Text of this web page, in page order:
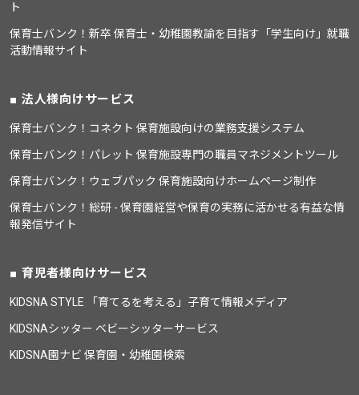
ト
保育士バンク！新卒 保育士・幼稚園教諭を目指す「学生向け」就職
活動情報サイト
法人様向けサービス
保育士バンク！コネクト 保育施設向けの業務支援システム
保育士バンク！パレット 保育施設専門の職員マネジメントツール
保育士バンク！ウェブパック 保育施設向けホームページ制作
保育士バンク！総研 - 保育園経営や保育の実務に活かせる有益な情
報発信サイト
育児者様向けサービス
KIDSNA STYLE 「育てるを考える」子育て情報メディア
KIDSNAシッター ベビーシッターサービス
KIDSNA園ナビ 保育園・幼稚園検索